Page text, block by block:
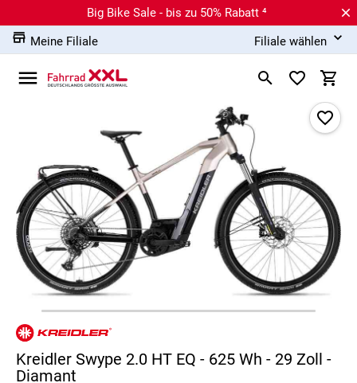
Big Bike Sale - bis zu 50% Rabatt ⁴
Meine Filiale
Filiale wählen
Kreidler Swype 2.0 HT EQ - 625 Wh - 29 Zoll -
Diamant